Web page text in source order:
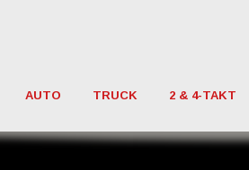
AUTO TRUCK 2 & 4-TAKT